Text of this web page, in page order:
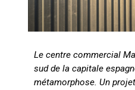
Le centre commercial
sud de la capitale
métamorphose. Un